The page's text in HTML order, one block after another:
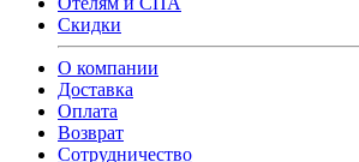
Скидки
О компании
Доставка
Оплата
Возврат
Сотрудничество